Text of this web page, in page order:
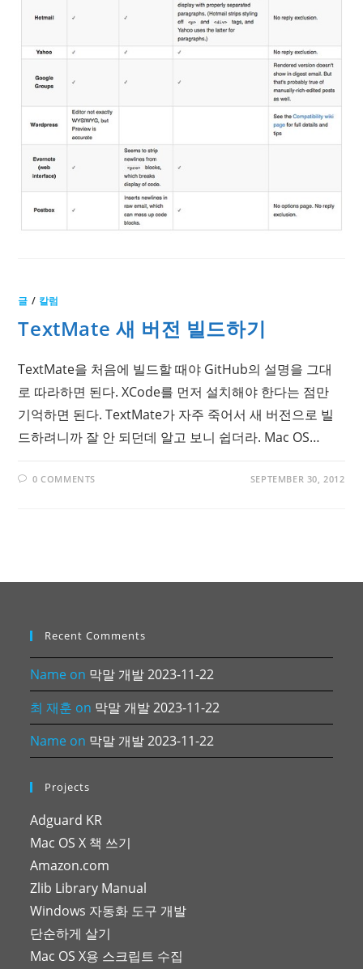
글 / 칼럼
TextMate 새 버전 빌드하기
TextMate을 처음에 빌드할 때야 GitHub의 설명을 그대
로 따라하면 된다. XCode를 먼저 설치해야 한다는 점만
기억하면 된다. TextMate가 자주 죽어서 새 버전으로 빌
드하려니까 잘 안 되던데 알고 보니 쉽더라. Mac OS…
0 COMMENTS SEPTEMBER 30, 2012
Recent Comments
Name on 막말 개발 2023-11-22
최 재훈 on 막말 개발 2023-11-22
Name on 막말 개발 2023-11-22
Projects
Adguard KR
Mac OS X 책 쓰기
Amazon.com
Zlib Library Manual
Windows 자동화 도구 개발
단순하게 살기
Mac OS X용 스크립트 수집